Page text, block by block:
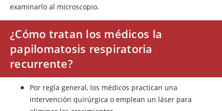
examinarlo al microscopio.
¿Cómo tratan los médicos la
papilomatosis respiratoria
recurrente?
Por regla general, los médicos practican una
intervención quirúrgica o emplean un láser para